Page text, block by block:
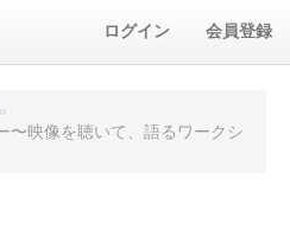
ログイン 会員登録
»
〜映像を聴いて、語るワークシ